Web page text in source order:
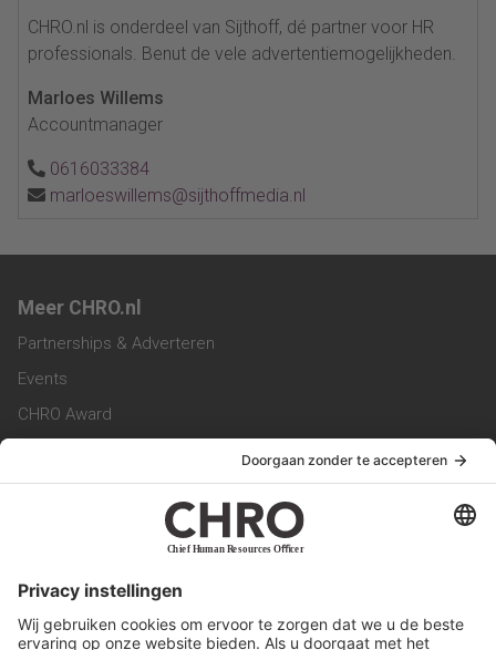
CHRO.nl is onderdeel van Sijthoff, dé partner voor HR
professionals. Benut de vele advertentiemogelijkheden.
Marloes Willems
Accountmanager
0616033384
marloeswillems@sijthoffmedia.nl
Meer CHRO.nl
Partnerships & Adverteren
Events
CHRO Award
CHRO Magazine
Service & Contact
Werken bij ons
Privacy Statement